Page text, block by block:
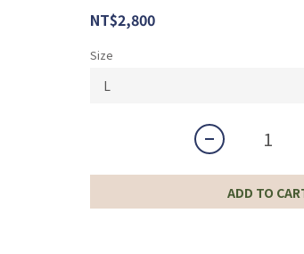
NT$2,800
Size
ADD TO